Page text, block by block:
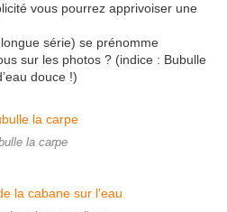
vous pourrez apprivoiser une
série) se prénomme
sur les photos ? (indice : Bubulle
douce !)
la carpe